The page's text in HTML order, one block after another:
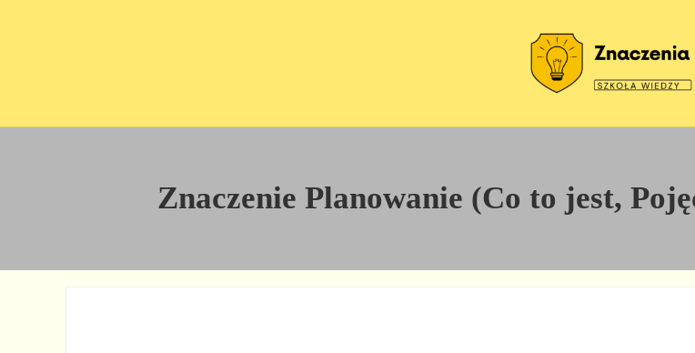
Znaczenie Planowanie (Co to jest,